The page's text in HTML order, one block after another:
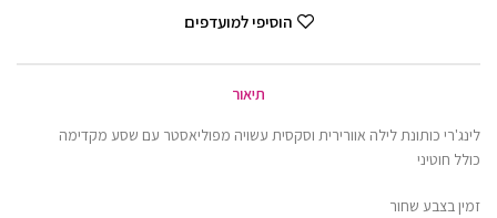
הוסיפי למועדפים
תיאור
לינג'רי כותונת לילה אוורירית וסקסית עשויה מפוליאסטר עם שסע מקדימה
כולל חוטיני
זמין בצבע שחור